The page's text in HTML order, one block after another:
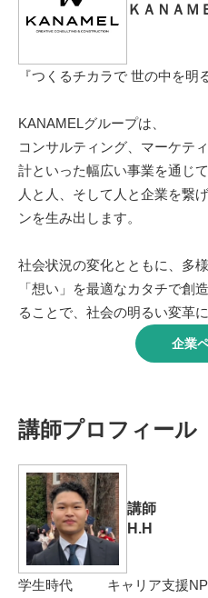
ＫＡＮＡＭ
『つくるチカラで 世の中を明
KANAMELグループは、
コンサルティング、マーケテ
計といった幅広い事業を通じて
人と人、そして人と企業を繋
ンを生み出します。
社会状況の変化とともに、多
「想い」を最適なカタチで創
ることで、社会の明るい変革
企業
講師プロフィール
講師
H.H
学生時代 キャリア支援